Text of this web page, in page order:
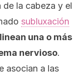
la cabeza y el
subluxación
una o más
nervioso.
asocian a las